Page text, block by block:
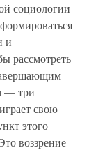
социологии
и
рассмотреть
— три
свою
этого
воззрение